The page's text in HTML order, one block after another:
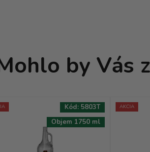
by Vás
Objem 1750 ml
Kód: 5803T AKCIA